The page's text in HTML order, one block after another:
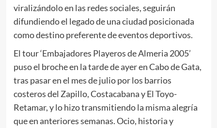
viralizándolo en las redes sociales, seguirán
difundiendo el legado de una ciudad posicionada
como destino preferente de eventos deportivos.
El tour ‘Embajadores Playeros de Almeria 2005’
puso el broche en la tarde de ayer en Cabo de Gata,
tras pasar en el mes de julio por los barrios
costeros del Zapillo, Costacabana y El Toyo-
Retamar, y lo hizo transmitiendo la misma alegría
que en anteriores semanas. Ocio, historia y